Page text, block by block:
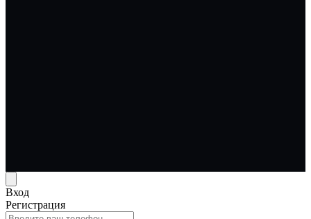
Вход
Регистрация